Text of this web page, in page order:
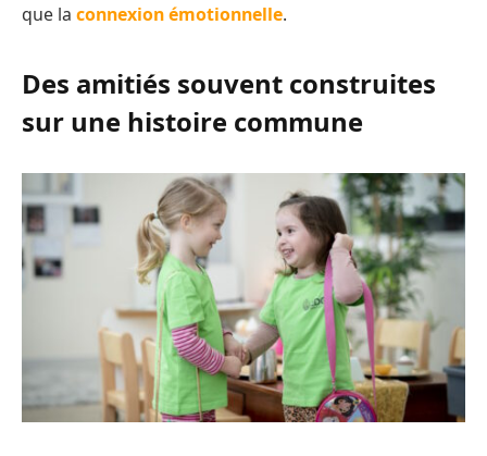
que la connexion émotionnelle.
Des amitiés souvent construites
sur une histoire commune